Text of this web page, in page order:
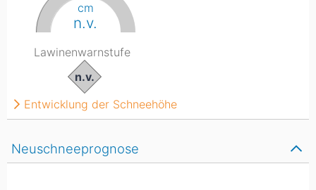
cm
n.v.
Lawinenwarnstufe
n.v.
Entwicklung der Schneehöhe
Neuschneeprognose